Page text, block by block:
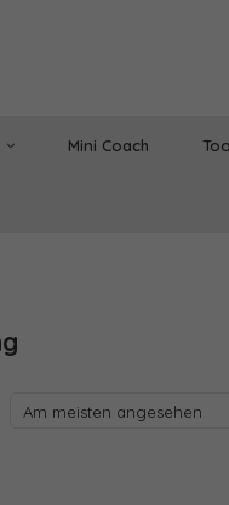
Mini Coach
Am meisten angesehen